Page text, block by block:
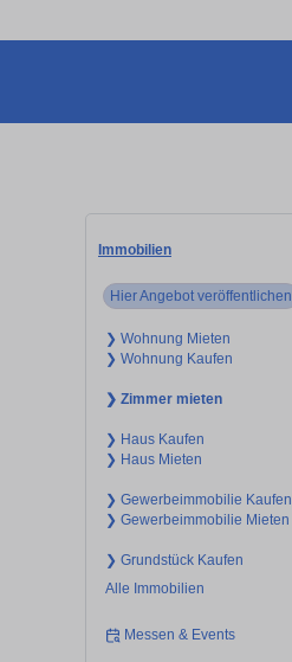
Immobilien
Hier Angebot veröffentlichen
❯ Wohnung Mieten
❯ Wohnung Kaufen
❯ Zimmer mieten
❯ Haus Kaufen
❯ Haus Mieten
❯ Gewerbeimmobilie Kaufen
❯ Gewerbeimmobilie Mieten
❯ Grundstück Kaufen
Alle Immobilien
Messen & Events